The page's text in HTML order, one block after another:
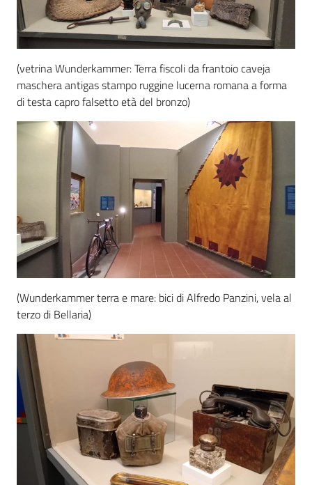
(vetrina Wunderkammer: Terra fiscoli da frantoio caveja
maschera antigas stampo ruggine lucerna romana a forma
di testa capro falsetto età del bronzo)
(Wunderkammer terra e mare: bici di Alfredo Panzini, vela al
terzo di Bellaria)